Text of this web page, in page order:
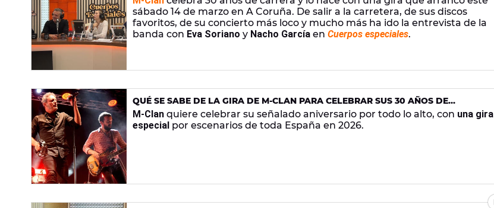
sábado 14 de marzo en A Coruña. De salir a la carretera, de sus discos
favoritos, de su concierto más loco y mucho más ha ido la entrevista de la
banda con Eva Soriano y Nacho García en Cuerpos especiales.
QUÉ SE SABE DE LA GIRA DE M-CLAN PARA CELEBRAR SUS 30 AÑOS DE
TRAYECTORIA
M-Clan quiere celebrar su señalado aniversario por todo lo alto, con una gira
especial por escenarios de toda España en 2026.